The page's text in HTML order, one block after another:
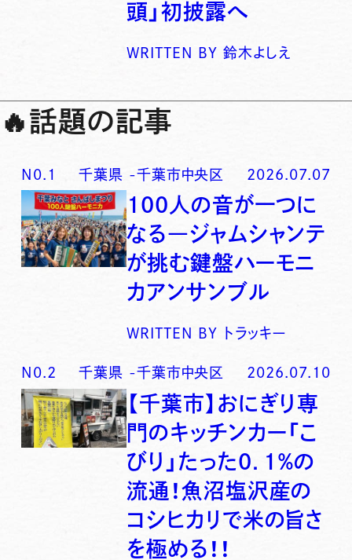
頭」初披露へ
WRITTEN BY 鈴木よしえ
🔥話題の記事
N0. 1 千葉県 -千葉市中央区 2026.07.07
100人の音が一つに
なる―ジャムシャンテ
が挑む鍵盤ハーモニ
カアンサンブル
WRITTEN BY トラッキー
N0. 2 千葉県 -千葉市中央区 2026.07.10
【千葉市】おにぎり専
門のキッチンカー「こ
びり」たった0．1％の
流通！魚沼塩沢産の
コシヒカリで米の旨さ
を極める！！